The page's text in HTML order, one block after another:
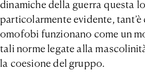
dinamiche della guerra questa
particolarmente evidente,
omofobi funzionano come un
tali norme legate alla
la coesione del gruppo.